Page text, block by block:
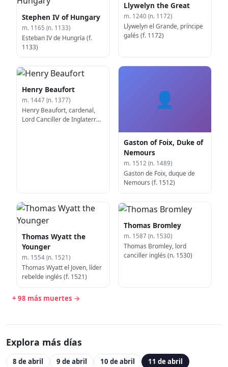
Stephen IV of Hungary
m. 1165 (n. 1133)
Esteban IV de Hungría (f.
1133)
Llywelyn the Great
m. 1240 (n. 1172)
Llywelyn el Grande, príncipe
galés (f. 1172)
Henry Beaufort
m. 1447 (n. 1377)
Henry Beaufort, cardenal,
Lord Canciller de Inglaterra
👤
Gaston of Foix, Duke of
Nemours
m. 1512 (n. 1489)
Gaston de Foix, duque de
Nemours (f. 1512)
Thomas Wyatt the
Younger
m. 1554 (n. 1521)
Thomas Wyatt el Joven, líder
rebelde inglés (f. 1521)
Thomas Bromley
m. 1587 (n. 1530)
Thomas Bromley, lord
canciller inglés (n. 1530)
+ 98 más muertes →
Explora más días
8 de abril 9 de abril 10 de abril
11 de abril